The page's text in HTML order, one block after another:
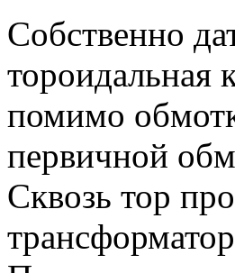
Собственно
тороидальная
помимо
первичной
Сквозь тор